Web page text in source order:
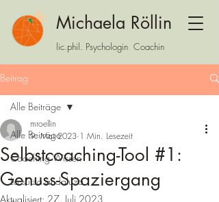
Michaela Röllin
lic.phil. Psychologin Coachin
Beitrag
Alle Beiträge
Coaching Wissen
La suiza andaluza
Alle Beiträge
Selbstcoaching-Tool #1:
Genuss-Spaziergang
mroellin
9. Mai 2023 1 Min. Lesezeit
Aktualisiert: 27. Juli 2023